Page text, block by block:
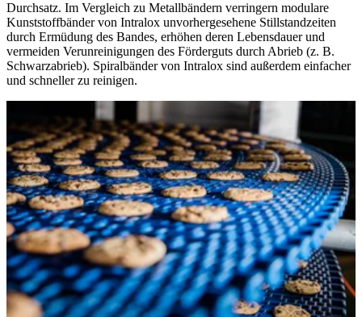
Durchsatz. Im Vergleich zu Metallbändern verringern modulare
Kunststoffbänder von Intralox unvorhergesehene Stillstandzeiten
durch Ermüdung des Bandes, erhöhen deren Lebensdauer und
vermeiden Verunreinigungen des Förderguts durch Abrieb (z. B.
Schwarzabrieb). Spiralbänder von Intralox sind außerdem einfacher
und schneller zu reinigen.